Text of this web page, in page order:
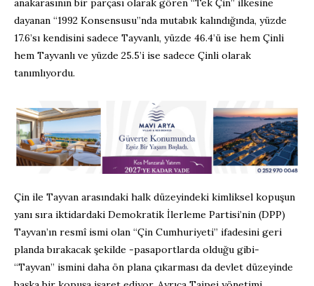
anakarasının bir parçası olarak gören “Tek Çin” ilkesine
dayanan “1992 Konsensusu”nda mutabık kalındığında, yüzde
17.6’sı kendisini sadece Tayvanlı, yüzde 46.4’ü ise hem Çinli
hem Tayvanlı ve yüzde 25.5’i ise sadece Çinli olarak
tanımlıyordu.
Çin ile Tayvan arasındaki halk düzeyindeki kimliksel kopuşun
yanı sıra iktidardaki Demokratik İlerleme Partisi’nin (DPP)
Tayvan’ın resmî ismi olan “Çin Cumhuriyeti” ifadesini geri
planda bırakacak şekilde -pasaportlarda olduğu gibi-
“Tayvan” ismini daha ön plana çıkarması da devlet düzeyinde